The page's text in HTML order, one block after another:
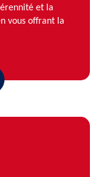
et la
vous offrant la